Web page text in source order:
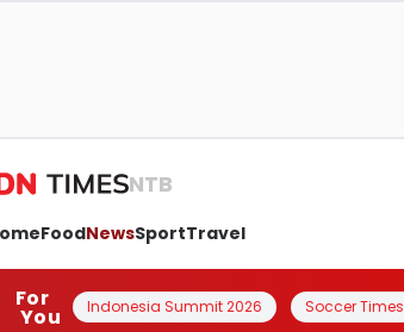
NTB
FoodNewsSportTravel
For
You Indonesia Summit 2026 Soccer Times